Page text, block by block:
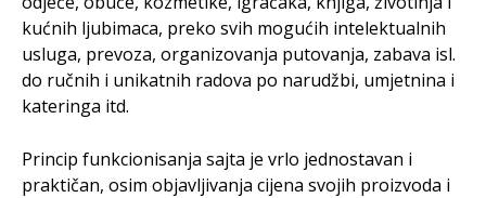
kućnih ljubimaca, preko svih mogućih intelektualnih
usluga, prevoza, organizovanja putovanja, zabava isl.
do ručnih i unikatnih radova po narudžbi, umjetnina i
kateringa itd.
Princip funkcionisanja sajta je vrlo jednostavan i
praktičan, osim objavljivanja cijena svojih proizvoda i